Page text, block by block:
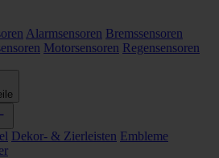
Alarmsensoren Bremssensoren
Motorsensoren Regensensoren
Dekor- & Zierleisten Embleme